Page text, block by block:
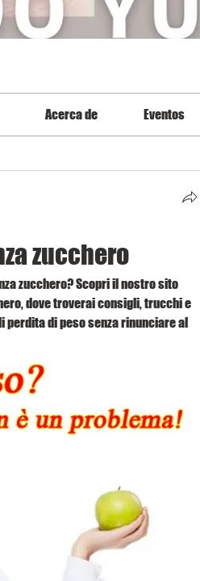
Acerca de Eventos
zucchero
zucchero? Scopri il nostro sito
dove troverai consigli, trucchi e
di peso senza rinunciare al